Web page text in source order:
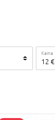
Kaina
12 €